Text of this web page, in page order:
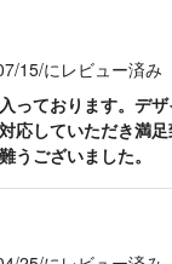
15/にレビュー済み
っております。デ
応していただき満
うございました。